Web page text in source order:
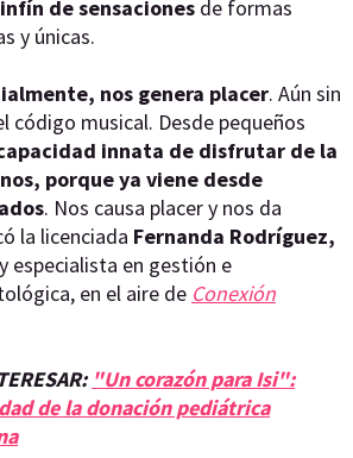
de sensaciones de formas
y únicas.
nos genera placer. Aún sin
código musical. Desde pequeños
innata de disfrutar de la
porque ya viene desde
. Nos causa placer y nos da
la licenciada Fernanda Rodríguez,
y especialista en gestión e
en el aire de Conexión
"Un corazón para Isi":
de la donación pediátrica